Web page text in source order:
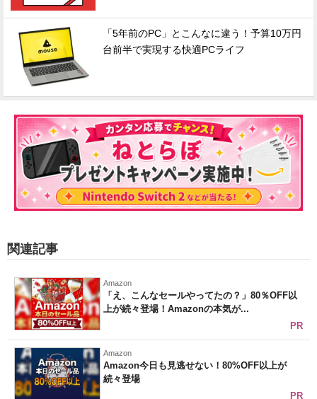
「5年前のPC」とこんなに違う！予算10万円
台前半で実現する快適PCライフ
関連記事
Amazon
「え、こんなセールやってたの？」80％OFF以
上が続々登場！Amazonの本気が...
PR
Amazon
Amazon今日も見逃せない！80%OFF以上が
続々登場
PR